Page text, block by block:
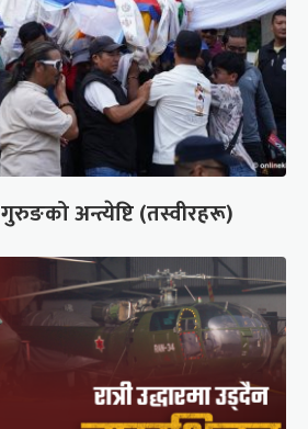
गुरुङको अन्त्येष्टि (तस्वीरहरू)